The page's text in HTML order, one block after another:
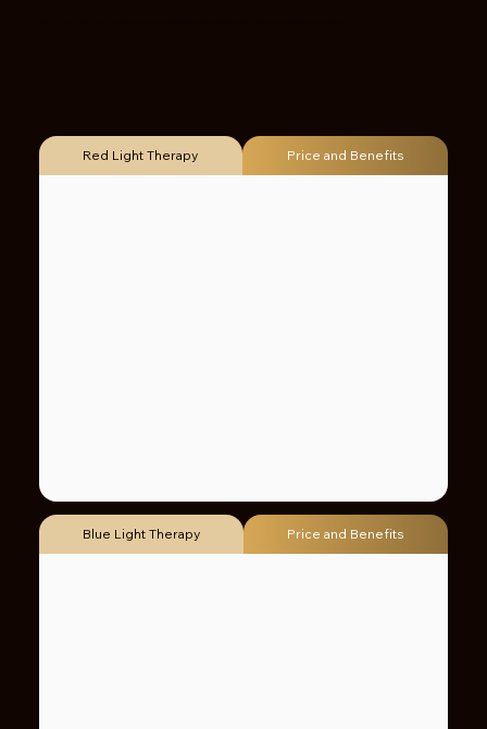
Red Light Therapy Price and Benefits
Blue Light Therapy Price and Benefits